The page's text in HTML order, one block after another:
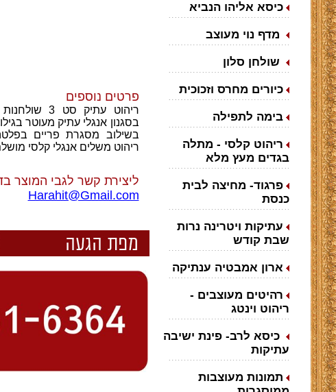
כיסא אליהו הנביא
מדף נוי מעוצב
שולחן סלון
כיורים מחרס וזכוכית
בימה לתפילה
ריהוט קלסי - מתלה
בגדים מעץ מלא
פרגוד- מחיצה לבית
כנסת
עתיקות ויטרינה נרות
שבת קודש
ארון אמבטיה ענתיקה
רהיטים מעוצבים -
ריהוט וינטג
כיסא לרב- פינת ישיבה
עתיקות
תמונות מעוצבות
פרטים נוספים
ריהוט עתיק
בסגנון אנגלי עתיק מעוטר
בשילוב מסגרת פריים
ריהוט משלים אנגלי קלסי
ליצירת קשר לגבי המוצר
Harahit@Gmail.com